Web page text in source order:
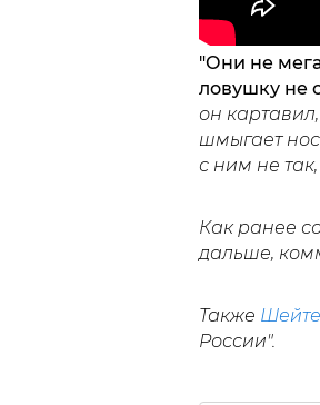
"Они не
ловушку не
он
шмыгает
с ним не
Как ранее
дальше,
Также
России".